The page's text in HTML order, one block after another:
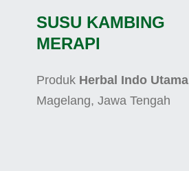
SUSU KAMBING
MERAPI
Produk Herbal Indo Utama
Magelang, Jawa Tengah